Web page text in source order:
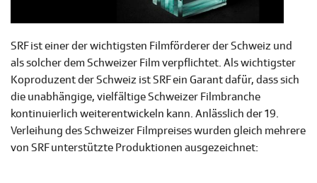
SRF ist einer der wichtigsten Filmförderer der Schweiz und
als solcher dem Schweizer Film verpflichtet. Als wichtigster
Koproduzent der Schweiz ist SRF ein Garant dafür, dass sich
die unabhängige, vielfältige Schweizer Filmbranche
kontinuierlich weiterentwickeln kann. Anlässlich der 19.
Verleihung des Schweizer Filmpreises wurden gleich mehrere
von SRF unterstützte Produktionen ausgezeichnet: